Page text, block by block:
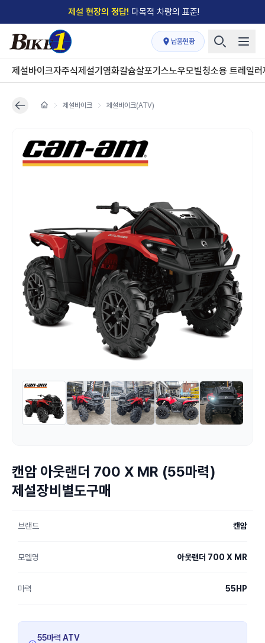
제설 현장의 정답! 다목적 차량의 표준!
제설장비 납품현황안내 →
'국내 유일'의 특허 제설 시스템보유기업
전국이 선택한제설·다목적 장비 전문기업
납품현황
제설바이크자주식제설기 염화칼슘살포기 스노우모빌청소용 트레일러
제설바이크 제설바이크(ATV)
캔암 아웃랜더 700 X MR (55마력)
제설장비별도구매
브랜드 캔암
모델명 아웃랜더 700 X MR
마력 55HP
55마력 ATV